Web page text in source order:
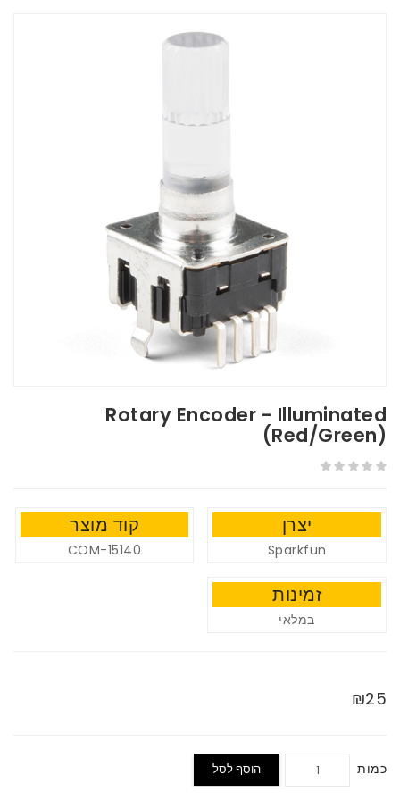
Rotary Encoder - Illuminated
(Red/Green)
יצרן
Sparkfun
קוד מוצר
COM-15140
זמינות
במלאי
₪25
כמות הוסף לסל